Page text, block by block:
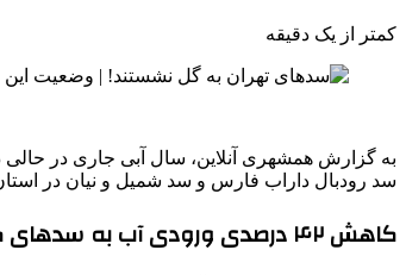
کمتر از یک دقیقه
به گزارش همشهری آنلاین، سال آبی جاری در
سد رودبال داراب فارس و سد شمیل و نیان در
کاهش ۴۲ درصدی ورودی آب به سدهای کشور